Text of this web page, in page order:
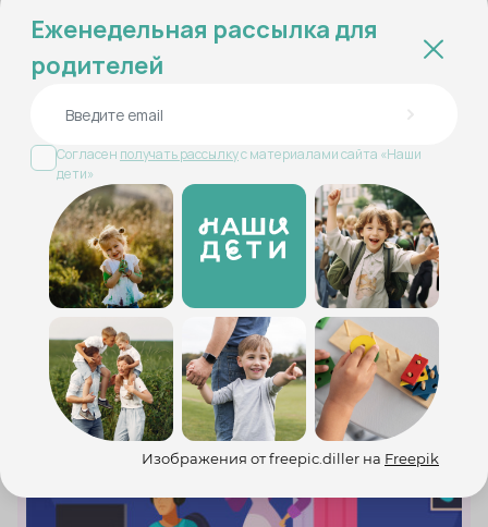
Воспитание
Как поделить ребенка между бабушками:
личный опыт
Редактор журнала «Наши Дети» о том, как
организовать общение ребенка с бабушками из разных
городов и не сойти с ума
Воспитание
Еженедельная рассылка для
родителей
Согласен получать рассылкус материалами сайта «Наши
дети»
Изображения от freepic.diller на Freepik